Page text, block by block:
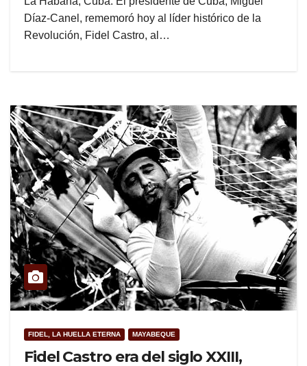
Díaz-Canel, rememoró hoy al líder histórico de la
Revolución, Fidel Castro, al…
FIDEL, LA HUELLA ETERNA MAYABEQUE
Fidel Castro era del siglo XXIII,